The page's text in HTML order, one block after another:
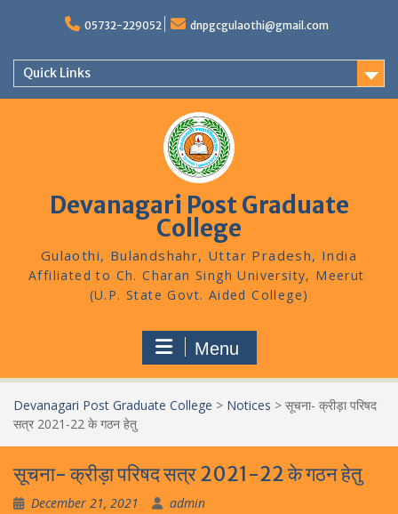
05732-229052 dnpgcgulaothi@gmail.com
Quick Links
Devanagari Post Graduate
College
Gulaothi, Bulandshahr, Uttar Pradesh, India
Menu
Devanagari Post Graduate College > Notices > सूचना- क्रीड़ा परिषद
सत्र 2021-22 के गठन हेतु
सूचना- क्रीड़ा परिषद सत्र 2021-22 के गठन हेतु
December 21, 2021 admin